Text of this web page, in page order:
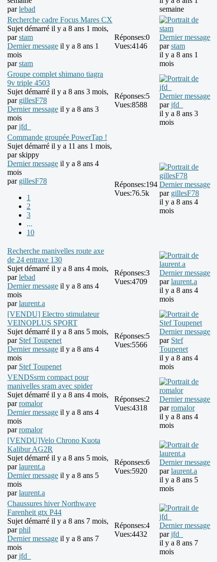
parlebad
semaine
Recherche cadre Focus Mares CX
Sujet démarré il y a 8 ans 1 mois,
parstam
Dernier message il y a 8 ans 1
mois
parstam
Réponses:0
Vues:4146
Dernier message
parstam
il y a 8 ans 1
mois
Groupe complet shimano tiagra
9v triple 4503
Sujet démarré il y a 8 ans 3 mois,
par gillesF78
Dernier message il y a 8 ans 3
mois
parjfd_
Réponses:5
Vues:8588
Dernier message
parjfd_
il y a 8 ans 3
mois
Commande groupée PowerTap !
Sujet démarré il y a 11 ans 1 mois,
parskippy
Dernier message il y a 8 ans 4
mois
par gillesF78
1
2
3
...
10
Réponses:194
Vues:76.5k
Dernier message
par gillesF78
il y a 8 ans 4
mois
Recherche manivelles route axe
de 24 entraxe 130
Sujet démarré il y a 8 ans 4 mois,
parlebad
Dernier message il y a 8 ans 4
mois
parlaurent.a
Réponses:3
Vues:4709
Dernier message
parlaurent.a
il y a 8 ans 4
mois
[VENDU] Electro stimulateur
VEINOPLUS SPORT
Sujet démarré il y a 8 ans 5 mois,
par Stef Toupenet
Dernier message il y a 8 ans 4
mois
par Stef Toupenet
Réponses:5
Vues:5566
Dernier message
par Stef
Toupenet
il y a 8 ans 4
mois
VENDSsrm compact pour
manivelles sram avec spider
Sujet démarré il y a 8 ans 4 mois,
parromalor
Dernier message il y a 8 ans 4
mois
parromalor
Réponses:2
Vues:4318
Dernier message
parromalor
il y a 8 ans 4
mois
[VENDU]Velo Chrono Kuota
Kalibur AG2R
Sujet démarré il y a 8 ans 5 mois,
parlaurent.a
Dernier message il y a 8 ans 5
mois
parlaurent.a
Réponses:6
Vues:5920
Dernier message
parlaurent.a
il y a 8 ans 5
mois
Chaussures hiver Northwave
Farenheit gtx P44
Sujet démarré il y a 8 ans 7 mois,
parphil
Dernier message il y a 8 ans 7
mois
parjfd_
Réponses:4
Vues:4432
Dernier message
parjfd_
il y a 8 ans 7
mois